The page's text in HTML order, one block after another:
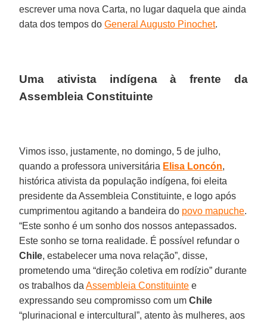
escrever uma nova Carta, no lugar daquela que ainda
data dos tempos doGeneral Augusto Pinochet.
Uma ativista indígena à frente da
Assembleia Constituinte
Vimos isso, justamente, no domingo, 5 de julho,
quando a professora universitária Elisa Loncón,
histórica ativista da população indígena, foi eleita
presidente da Assembleia Constituinte, e logo após
cumprimentou agitando a bandeira do povo mapuche.
“Este sonho é um sonho dos nossos antepassados.
Este sonho se torna realidade. É possível refundar o
Chile, estabelecer uma nova relação”, disse,
prometendo uma “direção coletiva em rodízio” durante
os trabalhos daAssembleia Constituinte e
expressando seu compromisso com umChile
“plurinacional e intercultural”, atento às mulheres, aos